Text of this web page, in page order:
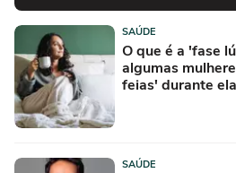
SAÚDE
O que é a 'fase
algumas
feias' durante ela
SAÚDE